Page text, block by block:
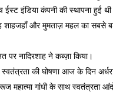
इंडिया कंपनी की स्थापना हुई
शाहजहाँ और मुमताज़ महल का सबसे
पर नादिरशाह ने कब्ज़ा किया।
स्वतंत्रता की घोषणा आज के दिन
महात्मा गांधी के साथ स्वतंत्रता